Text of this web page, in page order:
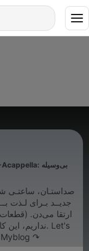
26 - 02-Acappella: بی‌وسیله
جدیــد بـرای لـذت
ارتقا
listen and live ✨ - More info and Full Album Myblog ↷